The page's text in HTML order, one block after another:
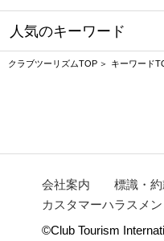
人気のキーワード
クラブツーリズムTOP キーワード
会社案内 標識・約
カスタマーハラスメ
©Club Tourism